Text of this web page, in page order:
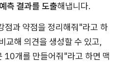
측 결과를 도출해냅니다.
점과 약점을 정리해줘"라고 하
교해 의견을 생성할 수 있고,
10개를 만들어줘"라고 하면 맥